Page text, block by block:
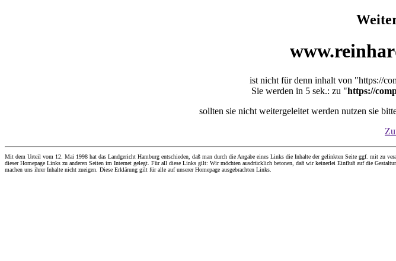
ist nicht für denn inhalt von "https://
Sie werden in 5 sek.: zu "https://
sollten sie nicht weitergeleitet werden nutzen sie
Mit dem Urteil vom 12. Mai 1998 hat das Landgericht Hamburg entschieden, daß man durch die Angabe eines Links die Inhalte der gelinkten Seite ggf. mit zu
dieser Homepage Links zu anderen Seiten im Internet gelegt. Für all diese Links gilt: Wir möchten ausdrücklich betonen, daß wir keinerlei Einfluß auf die
machen uns ihrer Inhalte nicht zueigen. Diese Erklärung gilt für alle auf unserer Homepage ausgebrachten Links.